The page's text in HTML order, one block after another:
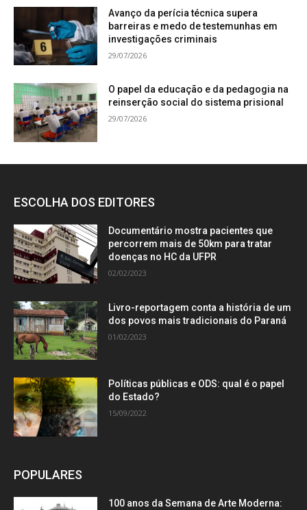
Avanço da perícia técnica supera
barreiras e medo de testemunhas em
investigações criminais
29/07/2026
O papel da educação e da pedagogia na
reinserção social do sistema prisional
29/07/2026
ESCOLHA DOS EDITORES
Documentário mostra pacientes que
percorrem mais de 50km para tratar
doenças no HC da UFPR
02/02/2023
Livro-reportagem conta a história de um
dos povos mais tradicionais do Paraná
01/02/2023
Políticas públicas e ODS: qual é o papel
do Estado?
15/09/2022
POPULARES
100 anos da Semana de Arte Moderna: